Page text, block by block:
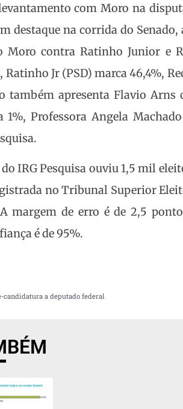
com Moro na
destaque na corrida do
Moro contra Ratinho Junior e
Ratinho Jr (PSD) marca 46,4%,
também apresenta Flavio
Professora Angela
IRG Pesquisa ouviu 1,5 mil
no Tribunal Superior
A margem de erro é de 2,5
é de 95%.
candidatura a deputado federal